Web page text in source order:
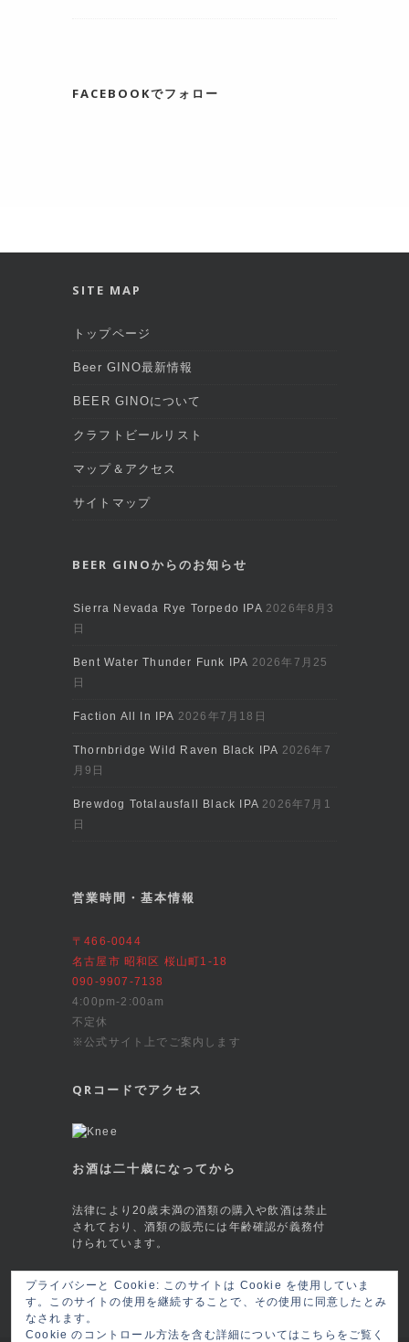
FACEBOOKでフォロー
SITE MAP
トップページ
Beer GINO最新情報
BEER GINOについて
クラフトビールリスト
マップ＆アクセス
サイトマップ
BEER GINOからのお知らせ
Sierra Nevada Rye Torpedo IPA 2026年8月3
日
Bent Water Thunder Funk IPA 2026年7月25
日
Faction All In IPA 2026年7月18日
Thornbridge Wild Raven Black IPA 2026年7
月9日
Brewdog Totalausfall Black IPA 2026年7月1
日
営業時間・基本情報
〒466-0044
名古屋市 昭和区 桜山町1-18
090-9907-7138
4:00pm-2:00am
不定休
※公式サイト上でご案内します
QRコードでアクセス
お酒は二十歳になってから
法律により20歳未満の酒類の購入や飲酒は禁止
されており、酒類の販売には年齢確認が義務付
けられています。
This site is protected by reCAPTCHA and
the GooglePrivacy Policyand
Terms of
Service
apply.
プライバシーと Cookie: このサイトは Cookie を使用していま
す。このサイトの使用を継続することで、その使用に同意したとみ
なされます。
Cookie のコントロール方法を含む詳細についてはこちらをご覧く